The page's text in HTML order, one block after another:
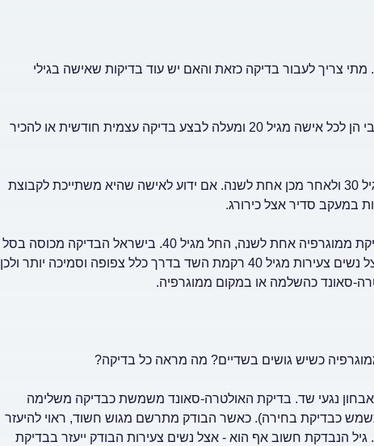
סרטן. מתי צריך לעבור בדיקה כזאת והאם יש עוד בדיקות שאישה בגילי
תשובה: בדיקה עצמית - ההמלצות המקובלות בעולם המערבי הן לכל אישה מגיל 20 ומעלה לבצע בדיקה עצמית חודשית או להכיר
בדיקה קלינית אצל כירורג מומחה לשד - אחת לשנתיים עד גיל 30 ולאחר מכן אחת לשנה. אם ידוע לאישה שהיא משתייכת לקבוצת
במעקב סדיר אצל כירורג.
ממוגרפיה - על פי האגודה האמריקאית לסרטן, מומלצת בדיקת ממוגרפיה אחת לשנה, החל מגיל 40. בישראל הבדיקה מכוסה בסל
הבריאות בישראל לנשים מגיל 50 עד 74, אחת לשנתיים. אצל נשים צעירות מגיל 40 רקמת השד בדרך כלל צפופה וסמיכה יותר ולכן
סאונד כהשלמה או במקום ממוגרפיה.
כשיש גושים בשדיים? מה מראה כל בדיקה?
נגעי שד. בדיקת האולטרה-סאונד משמשת כבדיקה משלימה
כבדיקת בחירה). כאשר הבודק מתרשם מגוש חשוד, ראוי להיעזר
הנבדקת חשוב אף הוא - אצל נשים צעירות הבודק ייעזר בבדיקת